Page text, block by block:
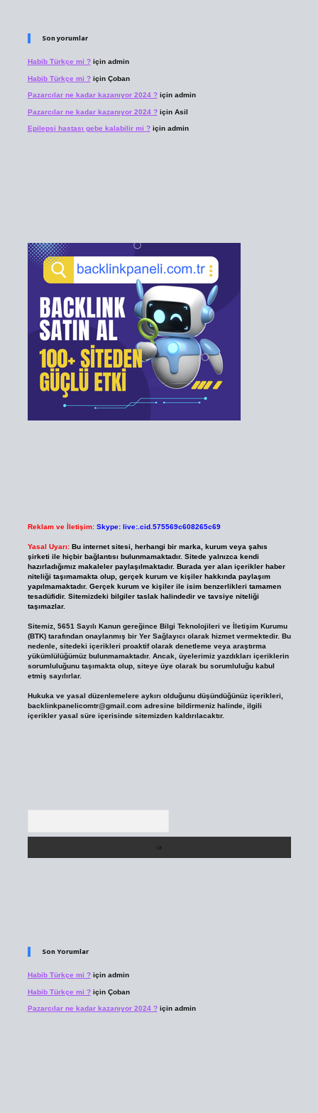
Son yorumlar
Habib Türkçe mi ?için admin
Habib Türkçe mi ?için Çoban
Pazarcılar ne kadar kazanıyor 2024 ?için admin
Pazarcılar ne kadar kazanıyor 2024 ?için Asil
Epilepsi hastası gebe kalabilir mi ?için admin
Reklam ve İletişim: Skype: live:.cid.575569c608265c69
Yasal Uyarı: Bu internet sitesi, herhangi bir marka, kurum veya şahıs
şirketi ile hiçbir bağlantısı bulunmamaktadır. Sitede yalnızca kendi
hazırladığımız makaleler paylaşılmaktadır. Burada yer alan içerikler haber
niteliği taşımamakta olup, gerçek kurum ve kişiler hakkında paylaşım
yapılmamaktadır. Gerçek kurum ve kişiler ile isim benzerlikleri tamamen
tesadüfidir. Sitemizdeki bilgiler taslak halindedir ve tavsiye niteliği
taşımazlar.
Sitemiz, 5651 Sayılı Kanun gereğince Bilgi Teknolojileri ve İletişim Kurumu
(BTK) tarafından onaylanmış bir Yer Sağlayıcı olarak hizmet vermektedir. Bu
nedenle, sitedeki içerikleri proaktif olarak denetleme veya araştırma
yükümlülüğümüz bulunmamaktadır. Ancak, üyelerimiz yazdıkları içeriklerin
sorumluluğunu taşımakta olup, siteye üye olarak bu sorumluluğu kabul
etmiş sayılırlar.
Hukuka ve yasal düzenlemelere aykırı olduğunu düşündüğünüz içerikleri,
backlinkpanelicomtr@gmail.comadresine bildirmeniz halinde, ilgili
içerikler yasal süre içerisinde sitemizden kaldırılacaktır.
Son Yorumlar
Habib Türkçe mi ?için admin
Habib Türkçe mi ?için Çoban
Pazarcılar ne kadar kazanıyor 2024 ?için admin